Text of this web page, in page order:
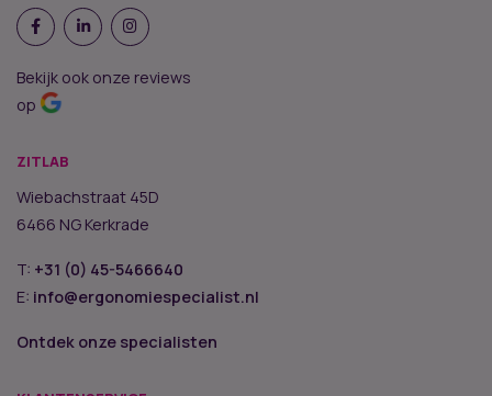
Bekijk ook onze reviews
op
ZITLAB
Wiebachstraat 45D
6466 NG Kerkrade
T: +31 (0) 45-5466640
E: info@ergonomiespecialist.nl
Ontdek onze specialisten